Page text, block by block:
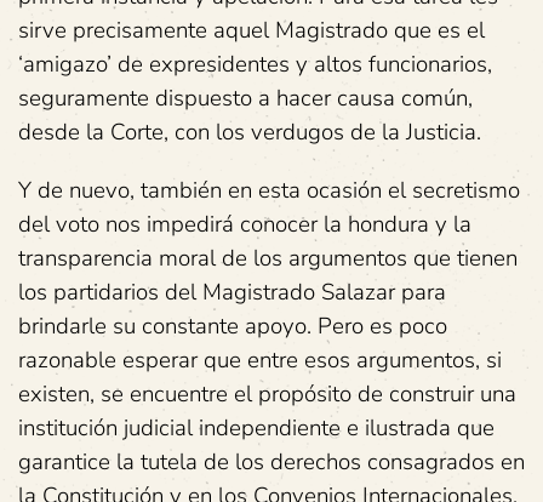
sirve precisamente aquel Magistrado que es el
‘amigazo’ de expresidentes y altos funcionarios,
seguramente dispuesto a hacer causa común,
desde la Corte, con los verdugos de la Justicia.
Y de nuevo, también en esta ocasión el secretismo
del voto nos impedirá conocer la hondura y la
transparencia moral de los argumentos que tienen
los partidarios del Magistrado Salazar para
brindarle su constante apoyo. Pero es poco
razonable esperar que entre esos argumentos, si
existen, se encuentre el propósito de construir una
institución judicial independiente e ilustrada que
garantice la tutela de los derechos consagrados en